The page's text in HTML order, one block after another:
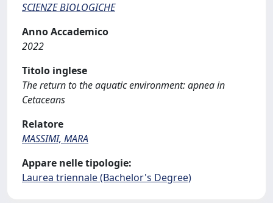
SCIENZE BIOLOGICHE
Anno Accademico
2022
Titolo inglese
The return to the aquatic environment: apnea in
Cetaceans
Relatore
MASSIMI, MARA
Appare nelle tipologie:
Laurea triennale (Bachelor's Degree)